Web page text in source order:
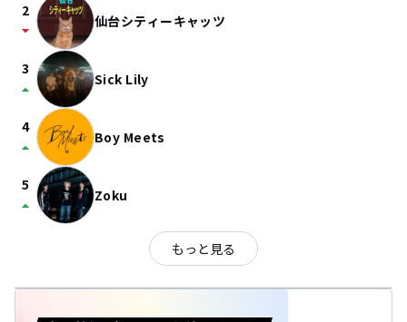
2
arrow_drop_down 仙台シティーキャッツ
3
arrow_drop_up Sick Lily
4
arrow_drop_up Boy Meets
5
arrow_drop_up Zoku
もっと見る